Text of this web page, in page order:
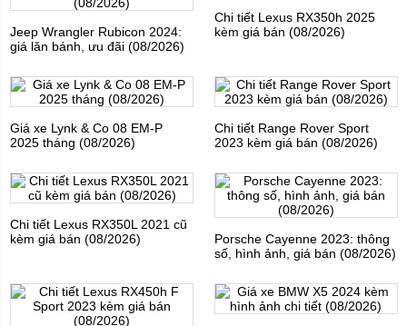
Jeep Wrangler Rubicon 2024:
giá lăn bánh, ưu đãi (08/2026)
Chi tiết Lexus RX350h 2025
kèm giá bán (08/2026)
Giá xe Lynk & Co 08 EM-P
2025 tháng (08/2026)
Chi tiết Range Rover Sport
2023 kèm giá bán (08/2026)
Chi tiết Lexus RX350L 2021 cũ
kèm giá bán (08/2026)
Porsche Cayenne 2023: thông
số, hình ảnh, giá bán (08/2026)